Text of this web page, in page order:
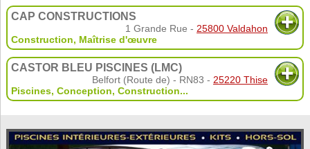
CAP CONSTRUCTIONS
1 Grande Rue - 25800 Valdahon
Construction, Maîtrise d'œuvre
CASTOR BLEU PISCINES (LMC)
Belfort (Route de) - RN83 - 25220 Thise
Piscines, Conception, Construction...